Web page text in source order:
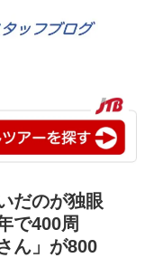
だのが独眼
で400周
ん」が800